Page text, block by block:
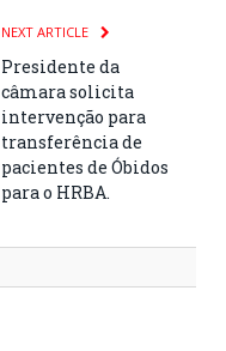
NEXT ARTICLE
Presidente da
câmara solicita
intervenção para
transferência de
pacientes de Óbidos
para o HRBA.